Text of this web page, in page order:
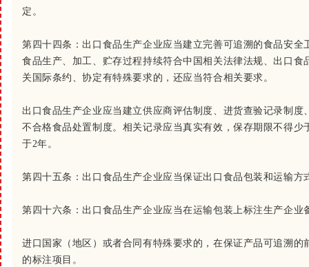
定。
第四十四条： 出口食品生产企业应当建立完善可追溯的食品安
食品生产、加工、贮存过程持续符合中国相关法律法规、出口
关国际条约、协定有特殊要求的，还应当符合相关要求。
出口食品生产企业应当建立供应商评估制度、进货查验记录制
不合格食品处置制度。相关记录应当真实有效，保存期限不得
于2年。
第四十五条： 出口食品生产企业应当保证出口食品包装和运输方
第四十六条： 出口食品生产企业应当在运输包装上标注生产企
进口国家（地区）或者合同有特殊要求的，在保证产品可追溯
的标注项目。